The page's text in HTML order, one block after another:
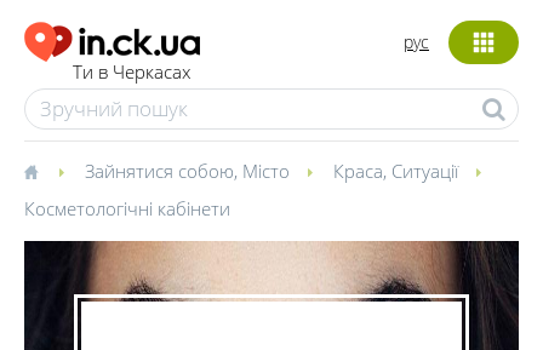
Ти в Черкасах
рус
Зайнятися собою, Місто Краса, Ситуації
Косметологічні кабінети